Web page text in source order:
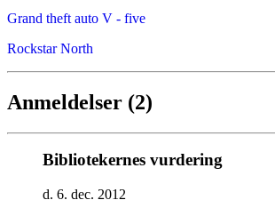
Grand theft auto V - five
Rockstar North
Anmeldelser (2)
Bibliotekernes vurdering
d. 6. dec. 2012